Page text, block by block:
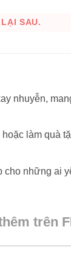
SAU.
nhuyễn,
làm quà
cho những ai
trên